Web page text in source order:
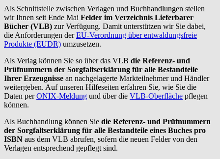
Als Schnittstelle zwischen Verlagen und Buchhandlungen stellen
wir Ihnen seit Ende Mai Felder im Verzeichnis Lieferbarer
Bücher (VLB) zur Verfügung. Damit unterstützen wir Sie dabei,
die Anforderungen derEU-Verordnung über entwaldungsfreie
Produkte (EUDR) umzusetzen.
Als Verlag können Sie so über das VLB die Referenz- und
Prüfnummern der Sorgfaltserklärung für alle Bestandteile
Ihrer Erzeugnisse an nachgelagerte Markteilnehmer und Händler
weitergeben. Auf unseren Hilfeseiten erfahren Sie, wie Sie die
Daten perONIX-Meldung und über die VLB-Oberfläche pflegen
können.
Als Buchhandlung können Sie die Referenz- und Prüfnummern
der Sorgfaltserklärung für alle Bestandteile eines Buches pro
ISBN aus dem VLB abrufen, sofern die neuen Felder von den
Verlagen entsprechend gepflegt sind.